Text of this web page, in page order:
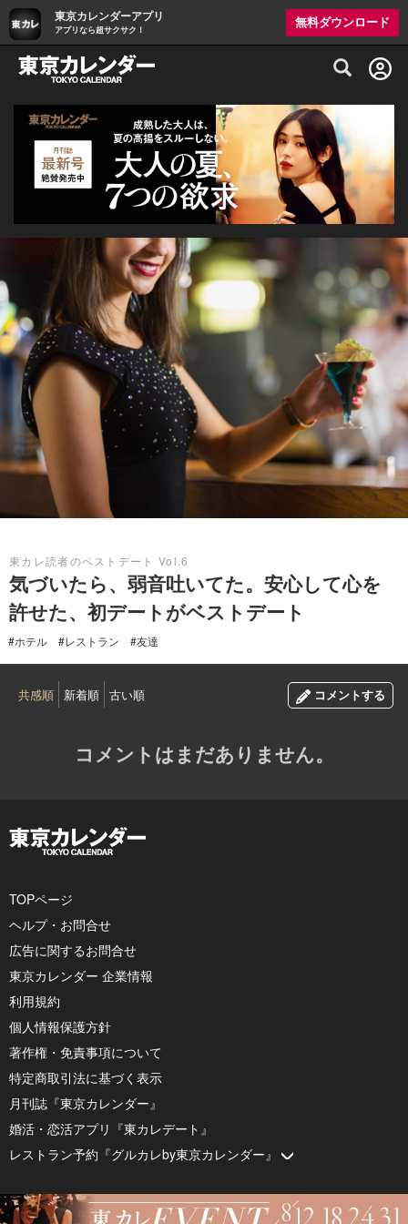
東京カレンダーアプリ
アプリなら超サクサク！
無料ダウンロード
グルメ情報・プレミアムレストラン予約
東カレ読者のベストデート Vol.6
気づいたら、弱音吐いてた。安心して心を
許せた、初デートがベストデート
#ホテル #レストラン #友達
共感順 新着順 古い順 コメントする
コメントはまだありません。
TOPページ
ヘルプ・お問合せ
広告に関するお問合せ
東京カレンダー 企業情報
利用規約
個人情報保護方針
著作権・免責事項について
特定商取引法に基づく表示
月刊誌『東京カレンダー』
婚活・恋活アプリ『東カレデート』
レストラン予約『グルカレby東京カレンダー』